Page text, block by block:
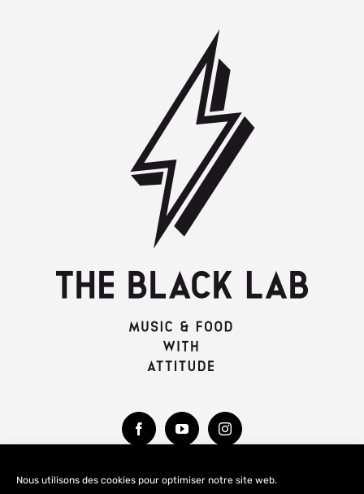
Nous utilisons des cookies pour optimiser notre site web.